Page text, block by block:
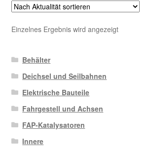
Einzelnes Ergebnis wird angezeigt
Behälter
Deichsel und Seilbahnen
Elektrische Bauteile
Fahrgestell und Achsen
FAP-Katalysatoren
Innere